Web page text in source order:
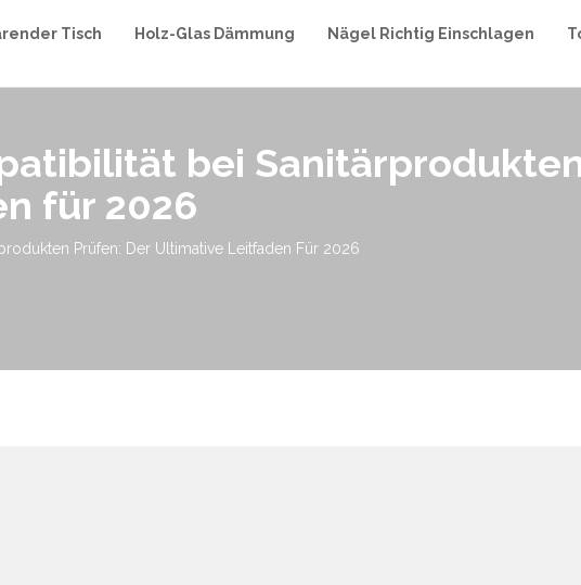
Tisch Holz-Glas Dämmung Nägel Richtig Einschlagen
bei
für 2026
Prüfen: Der Ultimative Leitfaden Für 2026